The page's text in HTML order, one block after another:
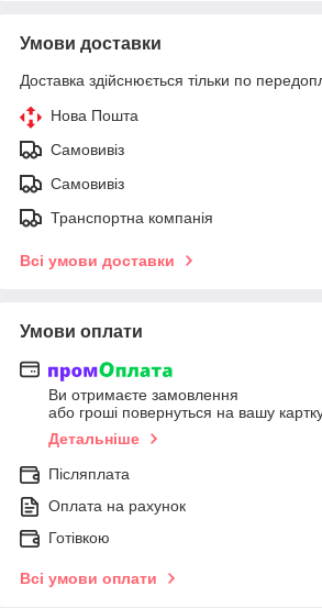
Умови доставки
Доставка здійснюється тільки по
Нова Пошта
Самовивіз
Самовивіз
Транспортна компанія
Всі умови доставки
Умови оплати
Ви отримаєте замовлення
або гроші повернуться на вашу
Детальніше
Післяплата
Оплата на рахунок
Готівкою
Всі умови оплати